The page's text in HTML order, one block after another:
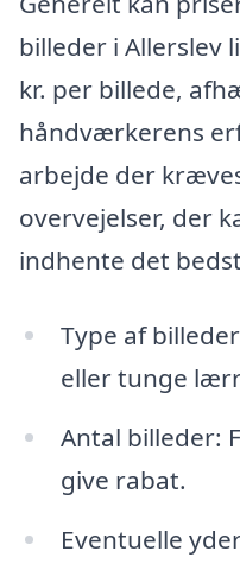
billeder i Allerslev
kr. per billede,
håndværkerens
arbejde der
overvejelser, der
indhente det
Type af
eller tunge
Antal billeder:
give rabat.
Eventuelle